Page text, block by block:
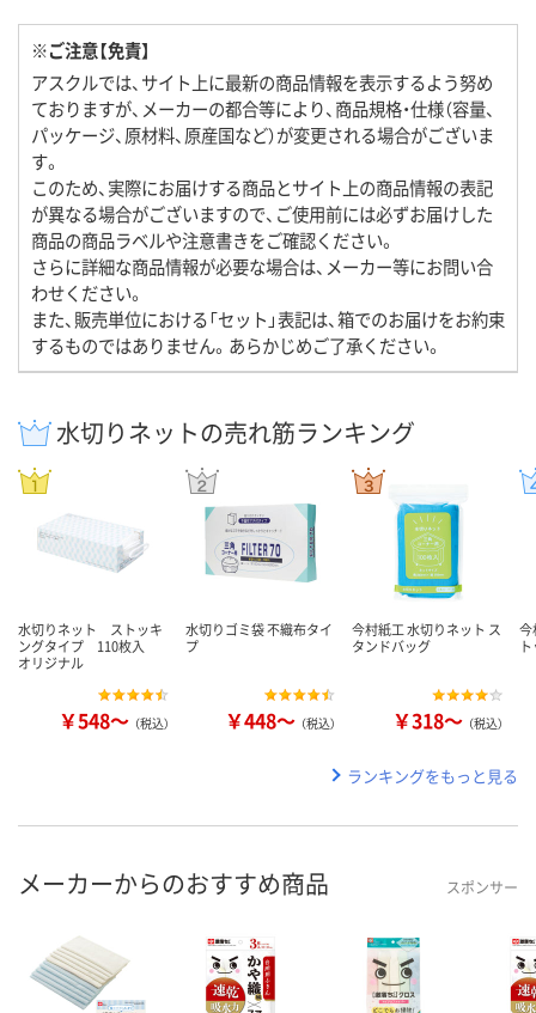
※ご注意【免責】
アスクルでは、サイト上に最新の商品情報を表示するよう努め
ておりますが、メーカーの都合等により、商品規格・仕様（容量、
パッケージ、原材料、原産国など）が変更される場合がございま
す。
このため、実際にお届けする商品とサイト上の商品情報の表記
が異なる場合がございますので、ご使用前には必ずお届けした
商品の商品ラベルや注意書きをご確認ください。
さらに詳細な商品情報が必要な場合は、メーカー等にお問い合
わせください。
また、販売単位における「セット」表記は、箱でのお届けをお約束
するものではありません。あらかじめご了承ください。
水切りネットの売れ筋ランキング
水切りネット ストッキ
ングタイプ 110枚入
オリジナル
￥548～ （税込）
水切りゴミ袋 不織布タイ
プ
￥448～ （税込）
今村紙工 水切りネット ス
タンドバッグ
￥318～ （税込）
今
ランキングをもっと見る
メーカーからのおすすめ商品 スポンサー